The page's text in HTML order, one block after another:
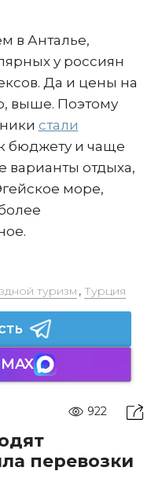
в Анталье,
у россиян
Да и цены на
выше. Поэтому
стали
бюджету и чаще
варианты отдыха,
море,
туризм , Турция
922
перевозки